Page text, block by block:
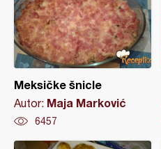
Meksičke šnicle
Autor: Maja Marković
6457